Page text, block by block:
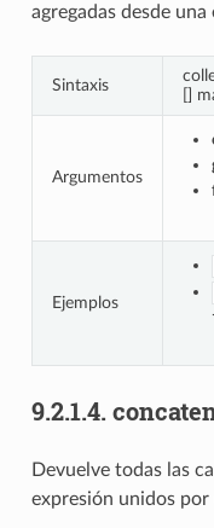
agregadas desde una
Sintaxis
[]
Argumentos
Ejemplos
9.2.1.4.
Devuelve todas las
expresión unidos